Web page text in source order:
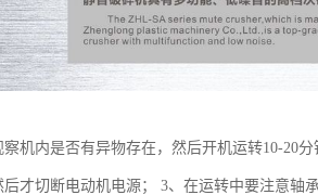
机内是否有异物存在，然后开机运转10-20
才切断电动机电源； 3、在运转中要注意轴